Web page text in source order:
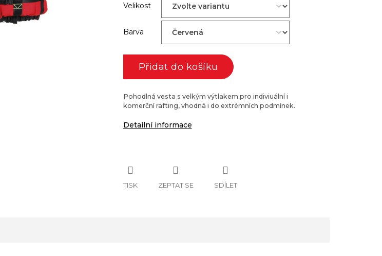
Velikost
Barva
Přidat do košíku
Pohodlná vesta s velkým výtlakem pro indiviuální i
komerční rafting, vhodná i do extrémních podmínek.
Detailní informace
TISK ZEPTAT SE SDÍLET